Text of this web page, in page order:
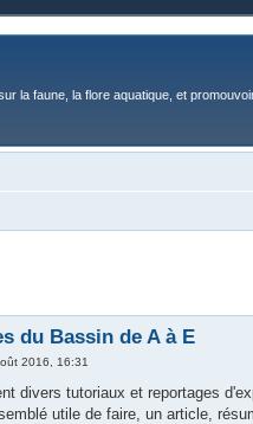
la faune, la flore aquatique, et
du Bassin de A à E
2016, 16:31
divers tutoriaux et reportages
utile de faire, un article,